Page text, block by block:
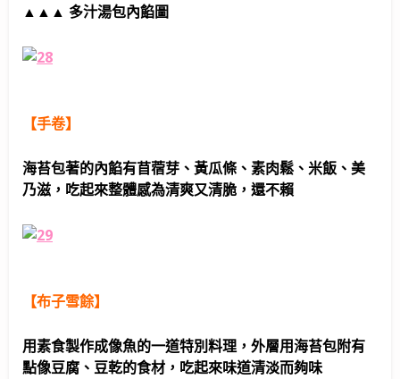
▲ ▲ ▲ 多汁湯包內餡圖
【手卷】
海苔包著的內餡有苜蓿芽、黃瓜條、素肉鬆、米飯、美
乃滋，吃起來整體感為清爽又清脆，還不賴
【布子雪餘】
用素食製作成像魚的一道特別料理，外層用海苔包附有
點像豆腐、豆乾的食材，吃起來味道清淡而夠味